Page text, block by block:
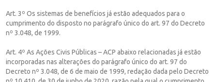
Art. 3º Os sistemas de benefícios já estão adequados para o
cumprimento do disposto no parágrafo único do art. 97 do Decreto
nº 3.048, de 1999.
Art. 4º As Ações Civis Públicas – ACP abaixo relacionadas já estão
incorporadas nas alterações do parágrafo único do art. 97 do
Decreto nº 3.048, de 6 de maio de 1999, redação dada pelo Decreto